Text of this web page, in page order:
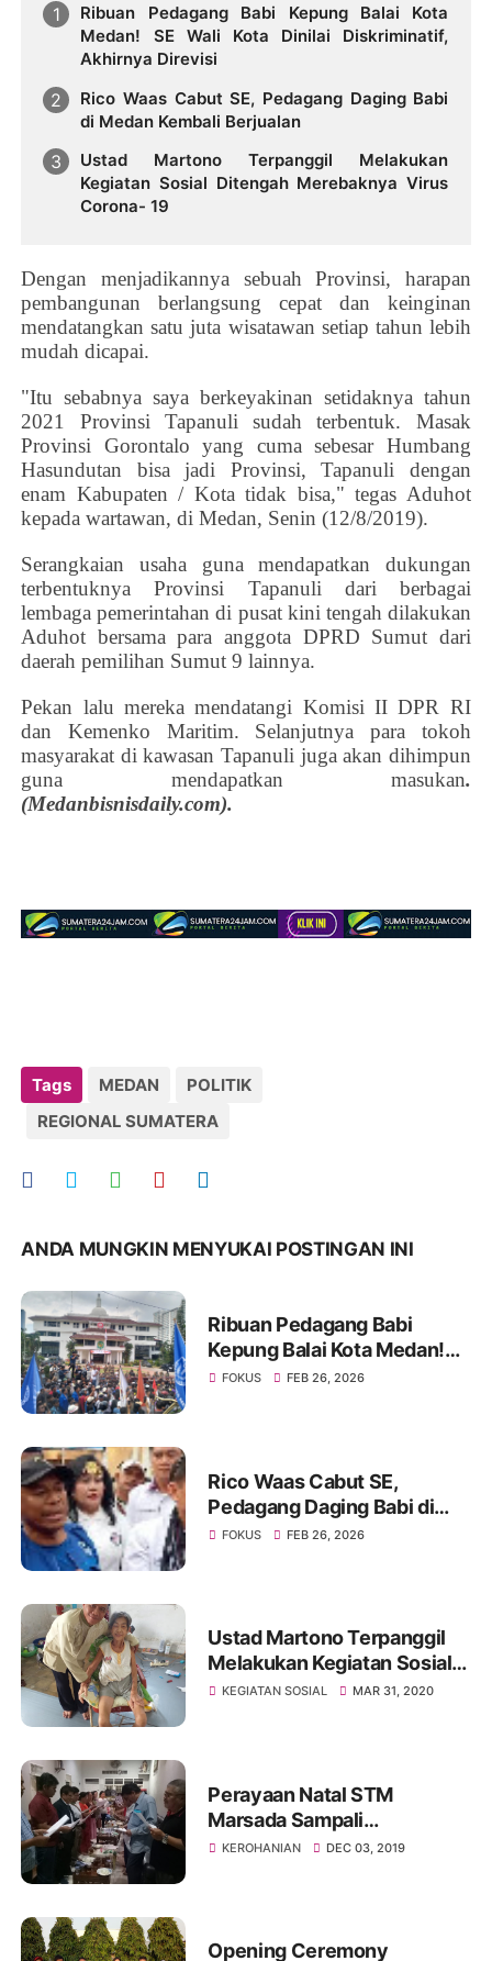
Ribuan Pedagang Babi Kepung Balai Kota
Medan! SE Wali Kota Dinilai Diskriminatif,
Akhirnya Direvisi
Rico Waas Cabut SE, Pedagang Daging Babi
di Medan Kembali Berjualan
Ustad Martono Terpanggil Melakukan
Kegiatan Sosial Ditengah Merebaknya Virus
Corona- 19
Dengan menjadikannya sebuah Provinsi, harapan
pembangunan berlangsung cepat dan keinginan
mendatangkan satu juta wisatawan setiap tahun lebih
mudah dicapai.
"Itu sebabnya saya berkeyakinan setidaknya tahun
2021 Provinsi Tapanuli sudah terbentuk. Masak
Provinsi Gorontalo yang cuma sebesar Humbang
Hasundutan bisa jadi Provinsi, Tapanuli dengan
enam Kabupaten / Kota tidak bisa," tegas Aduhot
kepada wartawan, di Medan, Senin (12/8/2019).
Serangkaian usaha guna mendapatkan dukungan
terbentuknya Provinsi Tapanuli dari berbagai
lembaga pemerintahan di pusat kini tengah dilakukan
Aduhot bersama para anggota DPRD Sumut dari
daerah pemilihan Sumut 9 lainnya.
Pekan lalu mereka mendatangi Komisi II DPR RI
dan Kemenko Maritim. Selanjutnya para tokoh
masyarakat di kawasan Tapanuli juga akan dihimpun
guna mendapatkan masukan.
(Medanbisnisdaily.com).
Tags MEDAN
POLITIK
REGIONAL SUMATERA
ANDA MUNGKIN MENYUKAI POSTINGAN INI
Ribuan Pedagang Babi
Kepung Balai Kota Medan!
SE Wali Kota Dinilai
FOKUS FEB 26, 2026
Rico Waas Cabut SE,
Pedagang Daging Babi di
Medan Kembali Berjualan
FOKUS FEB 26, 2026
Ustad Martono Terpanggil
Melakukan Kegiatan Sosial
Ditengah Merebaknya Virus
KEGIATAN SOSIAL MAR 31, 2020
Perayaan Natal STM
Marsada Sampali
Dilaksanakan 7 Desember
KEROHANIAN DEC 03, 2019
Opening Ceremony